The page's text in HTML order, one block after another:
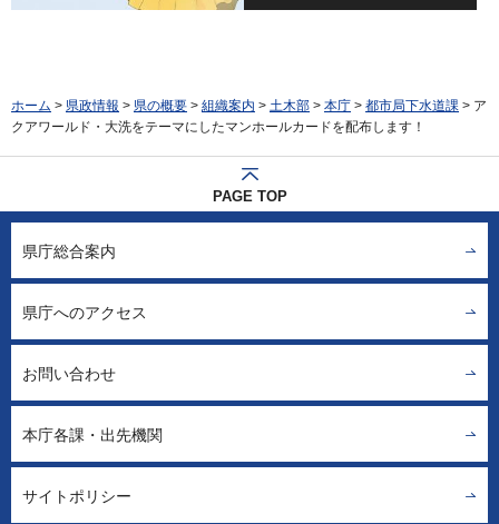
ホーム > 県政情報 > 県の概要 > 組織案内 > 土木部 > 本庁 > 都市局下水道課 > ア
クアワールド・大洗をテーマにしたマンホールカードを配布します！
PAGE TOP
県庁総合案内
県庁へのアクセス
お問い合わせ
本庁各課・出先機関
サイトポリシー